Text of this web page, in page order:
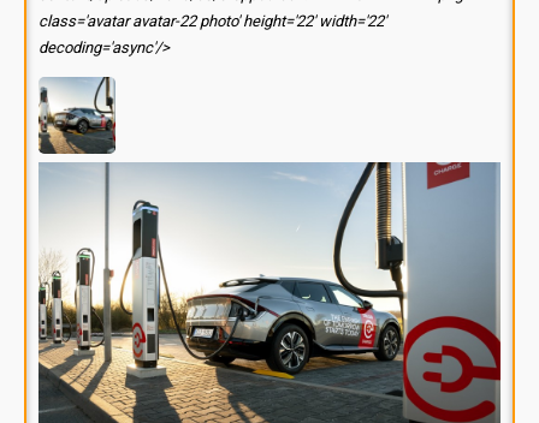
class='avatar avatar-22 photo' height='22' width='22'
decoding='async'/>